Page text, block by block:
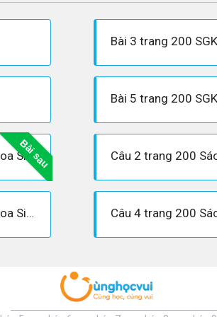
Bài 3 trang 200
Bài 5 trang 200
Bài sau
Câu 1 trang 200 Sách giáo khoa Sinh học 12
Câu 3 trang 200 Sách giáo khoa Sinh học 12